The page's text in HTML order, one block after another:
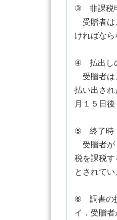
③ 非課税
受贈者は
ければなら
④ 払出し
受贈者は
払い出さ
月１５日
⑤ 終了時
受贈者が
税を課税
とされてい
⑥ 調書の
イ．受贈